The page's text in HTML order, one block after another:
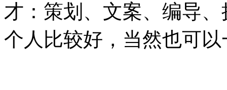
才：策划、文案、编导
个人比较好，当然也可